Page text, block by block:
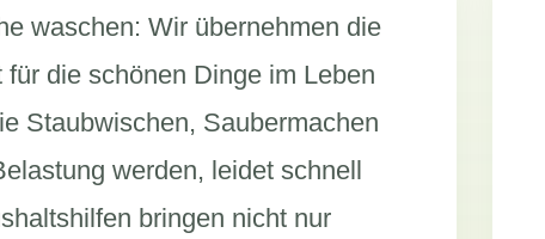
waschen: Wir übernehmen die
die schönen Dinge im Leben
Staubwischen, Saubermachen
werden, leidet schnell
bringen nicht nur